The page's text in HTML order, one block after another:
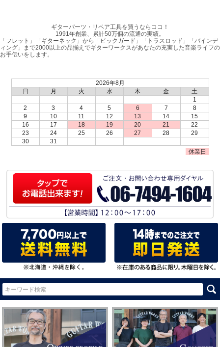
ギターパーツ・リペア工具を買うならココ！
1991年創業、累計50万個の流通の実績。
「フレット」「ギターネック」から「ピックガード」「トラスロッド」「バインデ
ィング」まで2000以上の品揃えでギターワークスがあなたの充実した音楽ライフの
お手伝いをします。
2026年8月
日
月 火 水 木 金
土
1
2
3 4 5 6 7
8
9
10 11 12 13 14
15
16
17 18 19 20 21
22
23
24 25 26 27 28
29
30
31
休業日